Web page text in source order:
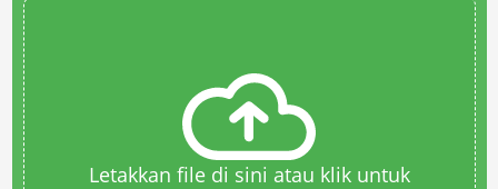
Letakkan file di sini atau klik untuk